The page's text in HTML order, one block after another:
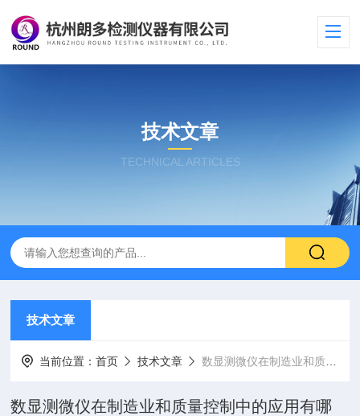
技术文章
TECHNICAL ARTICLES
技术文章
当前位置：首页 技术文章 数显测微仪在制造业和质量控制中的应用有哪些？
数显测微仪在制造业和质量控制中的应用有哪